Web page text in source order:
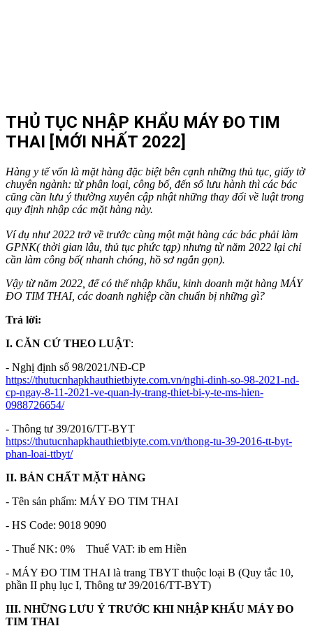
THỦ TỤC NHẬP KHẨU MÁY ĐO TIM
THAI [MỚI NHẤT 2022]
Hàng y tế vốn là mặt hàng đặc biệt bên cạnh những thủ tục, giấy tờ
chuyên ngành: từ phân loại, công bố, đến số lưu hành thì các bác
cũng cần lưu ý thường xuyên cập nhật những thay đổi về luật trong
quy định nhập các mặt hàng này.
Ví dụ như 2022 trở về trước cùng một mặt hàng các bác phải làm
GPNK( thời gian lâu, thủ tục phức tạp) nhưng từ năm 2022 lại chỉ
cần làm công bố( nhanh chóng, hồ sơ ngắn gọn).
Vậy từ năm 2022, để có thể nhập khẩu, kinh doanh mặt hàng MÁY
ĐO TIM THAI, các doanh nghiệp cần chuẩn bị những gì?
Trả lời:
I. CĂN CỨ THEO LUẬT:
- Nghị định số 98/2021/NĐ-CP
https://thutucnhapkhauthietbiyte.com.vn/nghi-dinh-so-98-2021-nd-
cp-ngay-8-11-2021-ve-quan-ly-trang-thiet-bi-y-te-ms-hien-
0988726654/
- Thông tư 39/2016/TT-BYT
https://thutucnhapkhauthietbiyte.com.vn/thong-tu-39-2016-tt-byt-
phan-loai-ttbyt/
II. BẢN CHẤT MẶT HÀNG
- Tên sản phẩm: MÁY ĐO TIM THAI
- HS Code: 9018 9090
- Thuế NK: 0% Thuế VAT: ib em Hiền
- MÁY ĐO TIM THAI là trang TBYT thuộc loại B (Quy tắc 10,
phần II phụ lục I, Thông tư 39/2016/TT-BYT)
III. NHỮNG LƯU Ý TRƯỚC KHI NHẬP KHẨU MÁY ĐO
TIM THAI